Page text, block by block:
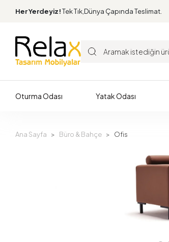
Her Yerdeyiz!Tek Tık,Dünya Çapında Teslimat.
Oturma Odası Yatak Odası
Ana Sayfa Büro & Bahçe Ofis